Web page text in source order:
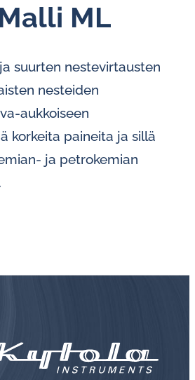
ML
suurten nestevirtausten
nesteiden
aukkoiseen
korkeita paineita ja sillä
ja petrokemian